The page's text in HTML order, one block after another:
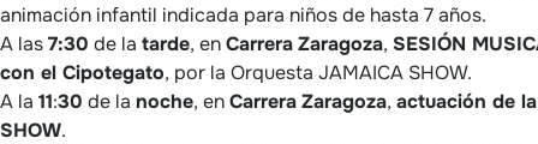
animación infantil indicada para niños de hasta 7 años.
A las7:30 de la tarde, enCarreraZaragoza, SESIÓN
con el Cipotegato, por la Orquesta JAMAICA SHOW.
A la 11:30 de la noche, enCarreraZaragoza, actuación de
SHOW.